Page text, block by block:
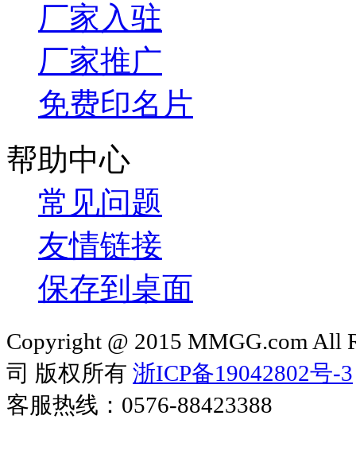
厂家入驻
厂家推广
免费印名片
帮助中心
常见问题
友情链接
保存到桌面
Copyright @ 2015 MMGG.com All
司 版权所有 浙ICP备19042802号-3
客服热线：0576-88423388